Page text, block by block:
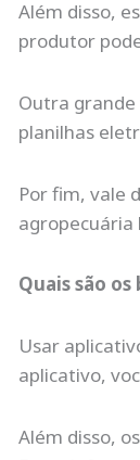
Além disso,
produtor
Outra
planilhas
Por fim, vale
agropecuária
Quais são
Usar
aplicativo,
Além disso,